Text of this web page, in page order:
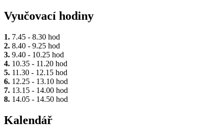
Vyučovací hodiny
1. 7.45 - 8.30 hod
2. 8.40 - 9.25 hod
3. 9.40 - 10.25 hod
4. 10.35 - 11.20 hod
5. 11.30 - 12.15 hod
6. 12.25 - 13.10 hod
7. 13.15 - 14.00 hod
8. 14.05 - 14.50 hod
Kalendář